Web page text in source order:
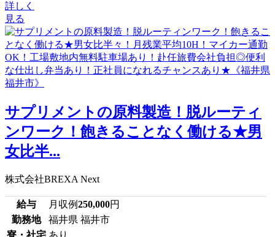
詳しく
見る
サプリメントの原料製造！脱ルーティ
ンワーク！飽きることなく働ける★男
女比半...
株式会社BREXA Next
給与 月収例250,000円
勤務地
福井県 福井市
寮・社宅 あり